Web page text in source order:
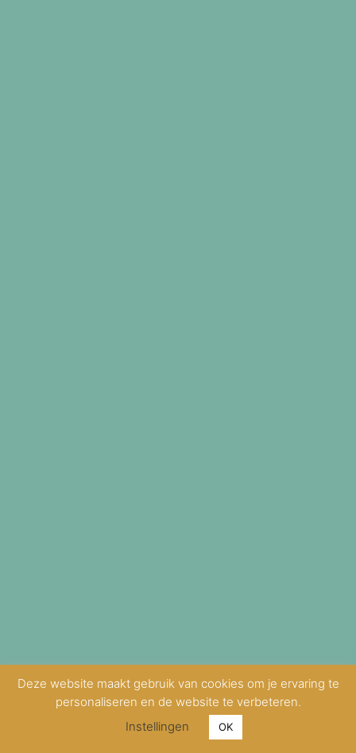
Deze website maakt gebruik van cookies om je ervaring te
personaliseren en de website te verbeteren.
Instellingen
OK